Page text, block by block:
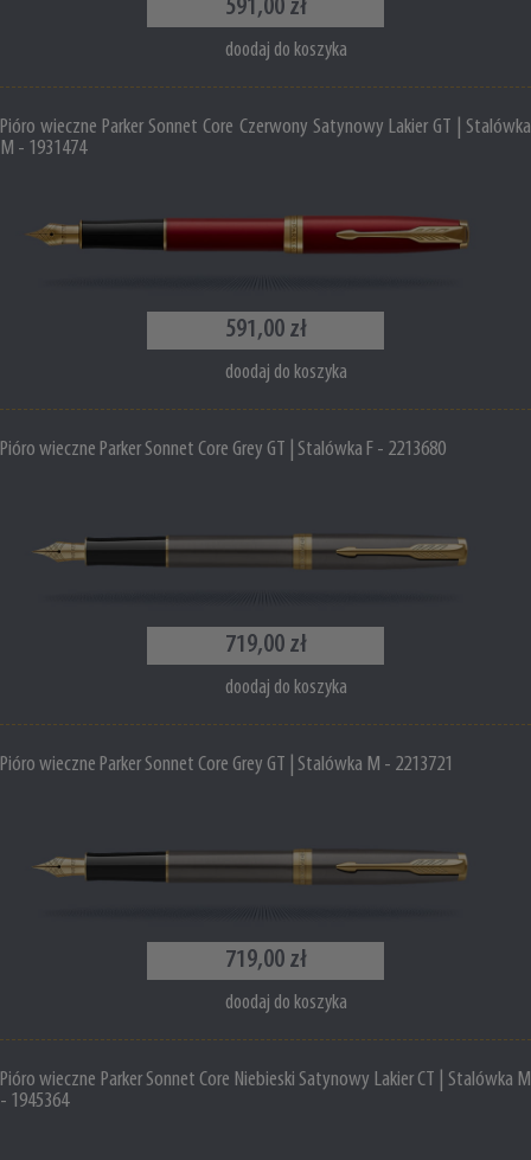
591,00 zł
doodaj do koszyka
Pióro wieczne Parker Sonnet Core Czerwony Satynowy Lakier GT | Stalówka
M - 1931474
591,00 zł
doodaj do koszyka
Pióro wieczne Parker Sonnet Core Grey GT | Stalówka F - 2213680
719,00 zł
doodaj do koszyka
Pióro wieczne Parker Sonnet Core Grey GT | Stalówka M - 2213721
719,00 zł
doodaj do koszyka
Pióro wieczne Parker Sonnet Core Niebieski Satynowy Lakier CT | Stalówka M
- 1945364